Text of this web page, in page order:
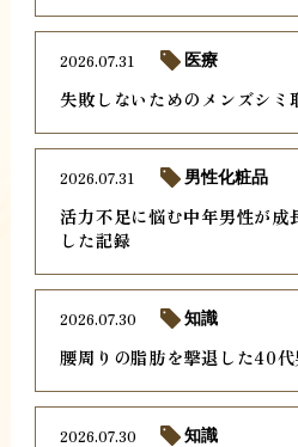
失敗しないためのメンズシミ
2026.07.31 医療
活力不足に悩む中年男性が成
した記録
2026.07.31 男性化粧品
腰周りの脂肪を撃退した40
2026.07.30 知識
2026.07.30 知識